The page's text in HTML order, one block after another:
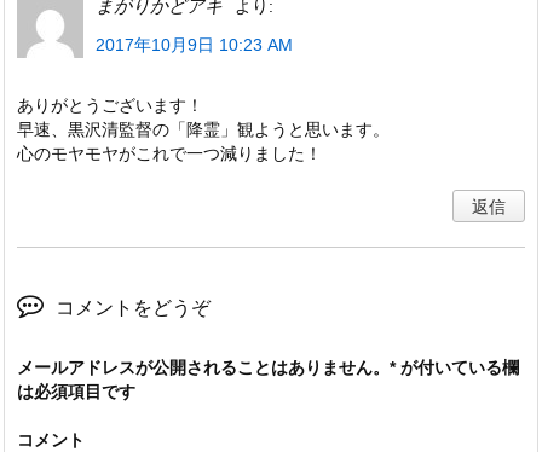
まがりかどアキ
より:
2017年10月9日 10:23 AM
ありがとうございます！
早速、黒沢清監督の「降霊」観ようと思います。
心のモヤモヤがこれで一つ減りました！
返信
コメントをどうぞ
メールアドレスが公開されることはありません。 *が付いている欄
は必須項目です
コメント